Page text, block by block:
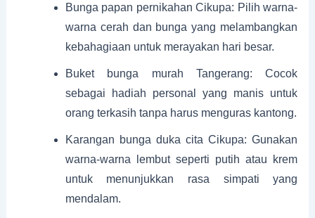
Bunga papan pernikahan Cikupa: Pilih warna-
warna cerah dan bunga yang melambangkan
kebahagiaan untuk merayakan hari besar.
Buket bunga murah Tangerang: Cocok
sebagai hadiah personal yang manis untuk
orang terkasih tanpa harus menguras kantong.
Karangan bunga duka cita Cikupa: Gunakan
warna-warna lembut seperti putih atau krem
untuk menunjukkan rasa simpati yang
mendalam.